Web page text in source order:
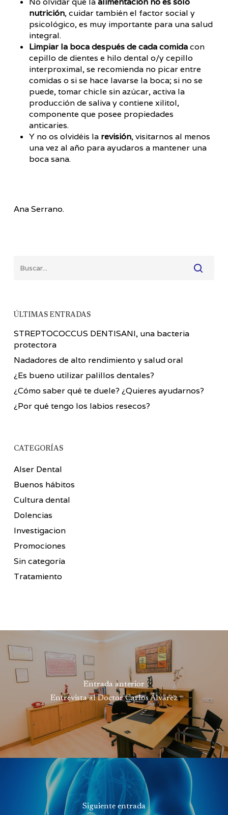
nutrición, cuidar también el factor social y
psicológico, es muy importante para una salud
integral.
Limpiar la boca después de cada comidacon
cepillo de dientes e hilo dental o/y cepillo
interproximal, se recomienda no picar entre
comidas o si se hace lavarse la boca; si no se
puede, tomar chicle sin azúcar, activa la
producción de saliva y contiene xilitol,
componente que posee propiedades
anticaries.
Y no os olvidéis la revisión, visitarnos al menos
una vez al año para ayudaros a mantener una
boca sana.
Ana Serrano.
ÚLTIMAS ENTRADAS
STREPTOCOCCUS DENTISANI, una bacteria
protectora
Nadadores de alto rendimiento y salud oral
¿Es bueno utilizar palillos dentales?
¿Cómo saber qué te duele? ¿Quieres ayudarnos?
¿Por qué tengo los labios resecos?
CATEGORÍAS
Alser Dental
Buenos hábitos
Cultura dental
Dolencias
Investigacion
Promociones
Sin categoría
Tratamiento
Entrada anterior
Entrevista al Doctor Carlos Álvarez
Siguiente entrada